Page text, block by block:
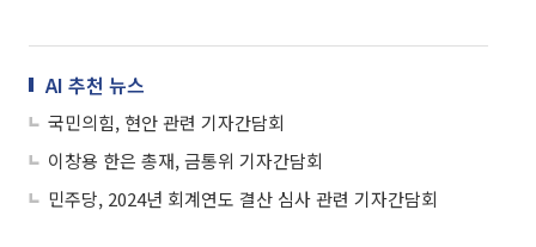
AI 추천 뉴스
국민의힘, 현안 관련 기자간담회
이창용 한은 총재, 금통위 기자간담회
민주당, 2024년 회계연도 결산 심사 관련 기자간담회